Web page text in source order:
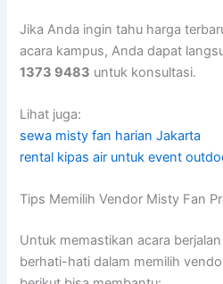
Jika Anda ingin tahu harga
acara kampus, Anda dapat
1373 9483 untuk konsultasi.
Lihat juga:
sewa misty fan harian Jakarta
rental kipas air untuk event
Tips Memilih Vendor Misty Fan
Untuk memastikan acara
berhati-hati dalam memilih